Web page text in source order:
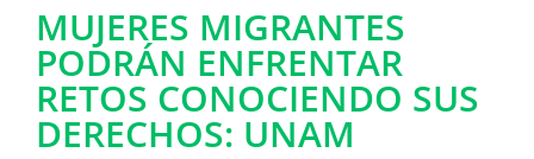
MUJERES MIGRANTES
PODRÁN ENFRENTAR
RETOS CONOCIENDO SUS
DERECHOS: UNAM